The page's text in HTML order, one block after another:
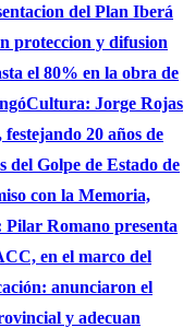
del Plan Iberá
proteccion y difusion
el 80% en la obra de
Cultura: Jorge Rojas
20 años de
Golpe de Estado de
con la Memoria,
Romano presenta
en el marco del
anunciaron el
y adecuan